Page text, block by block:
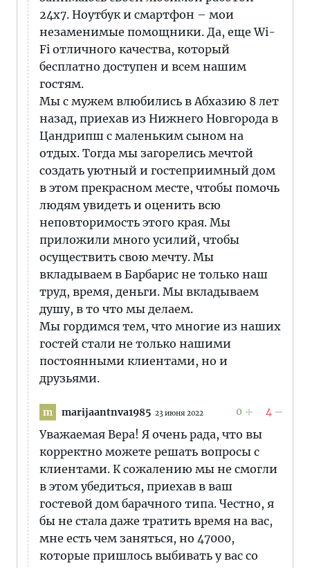
24х7. Ноутбук и смартфон – мои
незаменимые помощники. Да, еще Wi-
Fi отличного качества, который
бесплатно доступен и всем нашим
гостям.
Мы с мужем влюбились в Абхазию 8 лет
назад, приехав из Нижнего Новгорода в
Цандрипш с маленьким сыном на
отдых. Тогда мы загорелись мечтой
создать уютный и гостеприимный дом
в этом прекрасном месте, чтобы помочь
людям увидеть и оценить всю
неповторимость этого края. Мы
приложили много усилий, чтобы
осуществить свою мечту. Мы
вкладываем в Барбарис не только наш
труд, время, деньги. Мы вкладываем
душу, в то что мы делаем.
Мы гордимся тем, что многие из наших
гостей стали не только нашими
постоянными клиентами, но и
друзьями.
m marijaantnva1985 23 июня 2022 0 4
Уважаемая Вера! Я очень рада, что вы
корректно можете решать вопросы с
клиентами. К сожалению мы не смогли
в этом убедиться, приехав в ваш
гостевой дом барачного типа. Честно, я
бы не стала даже тратить время на вас,
мне есть чем заняться, но 47000,
которые пришлось выбивать у вас со